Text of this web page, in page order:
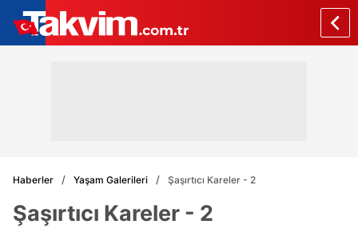
Haberler Yaşam Galerileri Şaşırtıcı Kareler - 2
Şaşırtıcı Kareler - 2